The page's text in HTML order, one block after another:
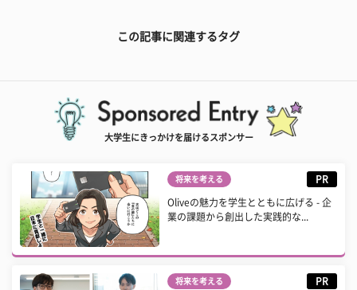
この記事に関連するタグ
大学生にきっかけを届けるスポンサー
将来を考える PR
Oliveの魅力を学生とともに広げる - 企
業の課題から創出した実践的な...
将来を考える PR